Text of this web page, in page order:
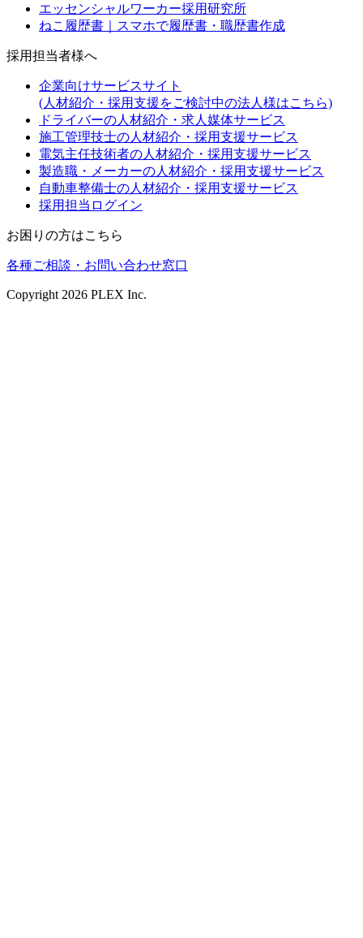
エッセンシャルワーカー採用研究所
ねこ履歴書｜スマホで履歴書・職歴書作成
採用担当者様へ
企業向けサービスサイト
(人材紹介・採用支援をご検討中の法人様はこちら)
ドライバーの人材紹介・求人媒体サービス
施工管理技士の人材紹介・採用支援サービス
電気主任技術者の人材紹介・採用支援サービス
製造職・メーカーの人材紹介・採用支援サービス
自動車整備士の人材紹介・採用支援サービス
採用担当ログイン
お困りの方はこちら
各種ご相談・お問い合わせ窓口
Copyright 2026 PLEX Inc.